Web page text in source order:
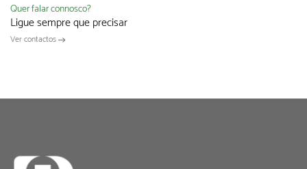
Quer falar connosco?
Ligue sempre que precisar
Ver contactos